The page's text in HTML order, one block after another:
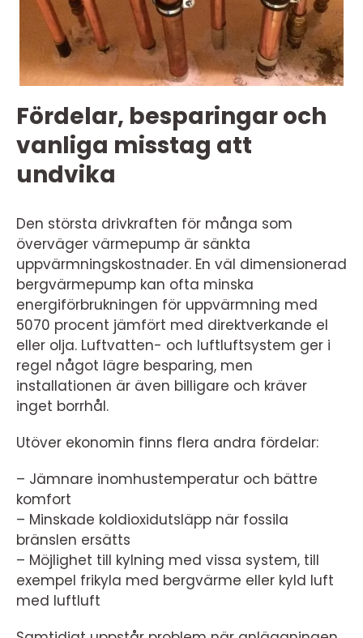
Fördelar, besparingar och
vanliga misstag att
undvika
Den största drivkraften för många som
överväger värmepump är sänkta
uppvärmningskostnader. En väl dimensionerad
bergvärmepump kan ofta minska
energiförbrukningen för uppvärmning med
5070 procent jämfört med direktverkande el
eller olja. Luftvatten- och luftluftsystem ger i
regel något lägre besparing, men
installationen är även billigare och kräver
inget borrhål.
Utöver ekonomin finns flera andra fördelar:
– Jämnare inomhustemperatur och bättre
komfort
– Minskade koldioxidutsläpp när fossila
bränslen ersätts
– Möjlighet till kylning med vissa system, till
exempel frikyla med bergvärme eller kyld luft
med luftluft